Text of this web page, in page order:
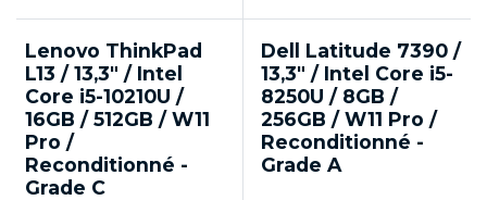
Lenovo ThinkPad
L13 / 13,3" / Intel
Core i5-10210U /
16GB / 512GB / W11
Pro /
Reconditionné -
Grade C
Solidaire
Dell Latitude 7390 /
13,3" / Intel Core i5-
8250U / 8GB /
256GB / W11 Pro /
Reconditionné -
Grade A